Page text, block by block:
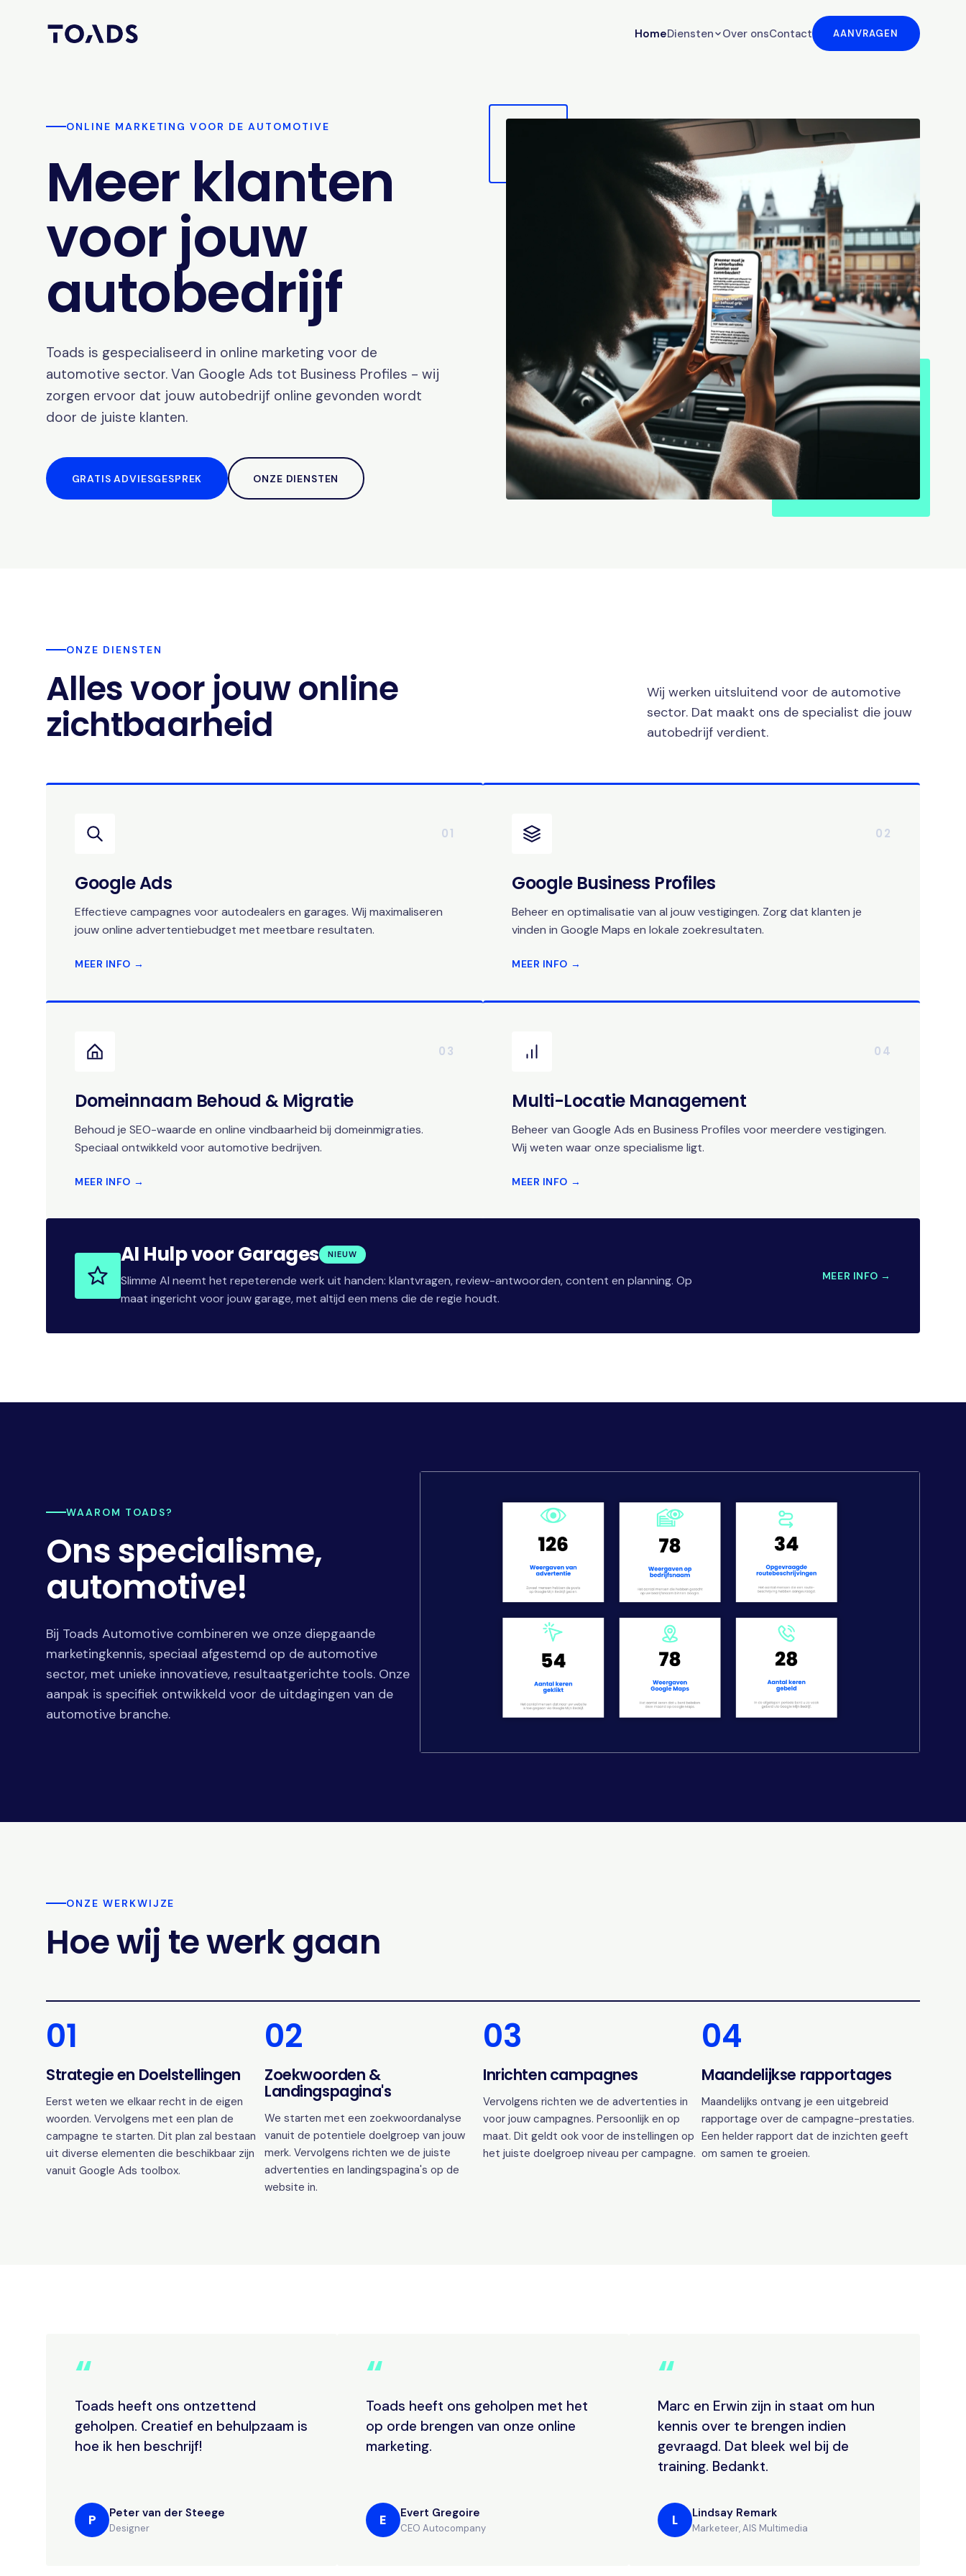
HomeDiensten Over onsContact AANVRAGEN
ONLINE MARKETING VOOR DE AUTOMOTIVE
Meer klanten
voor jouw
autobedrijf
Toads is gespecialiseerd in online marketing voor de
automotive sector. Van Google Ads tot Business Profiles - wij
zorgen ervoor dat jouw autobedrijf online gevonden wordt
door de juiste klanten.
GRATIS ADVIESGESPREK ONZE DIENSTEN
ONZE DIENSTEN
Alles voor jouw online
zichtbaarheid
Wij werken uitsluitend voor de automotive
sector. Dat maakt ons de specialist die jouw
autobedrijf verdient.
01
Google Ads
Effectieve campagnes voor autodealers en garages. Wij maximaliseren
jouw online advertentiebudget met meetbare resultaten.
MEER INFO →
02
Google Business Profiles
Beheer en optimalisatie van al jouw vestigingen. Zorg dat klanten je
vinden in Google Maps en lokale zoekresultaten.
MEER INFO →
03
Domeinnaam Behoud & Migratie
Behoud je SEO-waarde en online vindbaarheid bij domeinmigraties.
Speciaal ontwikkeld voor automotive bedrijven.
MEER INFO →
04
Multi-Locatie Management
Beheer van Google Ads en Business Profiles voor meerdere vestigingen.
Wij weten waar onze specialisme ligt.
MEER INFO →
AI Hulp voor Garages NIEUW
Slimme AI neemt het repeterende werk uit handen: klantvragen, review-antwoorden, content en planning. Op
maat ingericht voor jouw garage, met altijd een mens die de regie houdt.
MEER INFO →
WAAROM TOADS?
Ons specialisme,
automotive!
Bij Toads Automotive combineren we onze diepgaande
marketingkennis, speciaal afgestemd op de automotive
sector, met unieke innovatieve, resultaatgerichte tools. Onze
aanpak is specifiek ontwikkeld voor de uitdagingen van de
automotive branche.
ONZE WERKWIJZE
Hoe wij te werk gaan
01
Strategie en Doelstellingen
Eerst weten we elkaar recht in de eigen
woorden. Vervolgens met een plan de
campagne te starten. Dit plan zal bestaan
uit diverse elementen die beschikbaar zijn
vanuit Google Ads toolbox.
02
Zoekwoorden &
Landingspagina's
We starten met een zoekwoordanalyse
vanuit de potentiele doelgroep van jouw
merk. Vervolgens richten we de juiste
advertenties en landingspagina's op de
website in.
03
Inrichten campagnes
Vervolgens richten we de advertenties in
voor jouw campagnes. Persoonlijk en op
maat. Dit geldt ook voor de instellingen op
het juiste doelgroep niveau per campagne.
04
Maandelijkse rapportages
Maandelijks ontvang je een uitgebreid
rapportage over de campagne-prestaties.
Een helder rapport dat de inzichten geeft
om samen te groeien.
“
Toads heeft ons ontzettend
geholpen. Creatief en behulpzaam is
hoe ik hen beschrijf!
P Peter van der Steege
Designer
“
Toads heeft ons geholpen met het
op orde brengen van onze online
marketing.
E Evert Gregoire
CEO Autocompany
“
Marc en Erwin zijn in staat om hun
kennis over te brengen indien
gevraagd. Dat bleek wel bij de
training. Bedankt.
L Lindsay Remark
Marketeer, AIS Multimedia